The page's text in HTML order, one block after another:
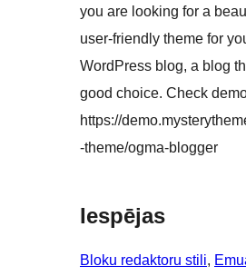
you are looking for a
user-friendly theme for
WordPress blog, a blog
good choice. Check
https://
-theme/ogma-blogger
Iespējas
Bloku redaktoru stili,